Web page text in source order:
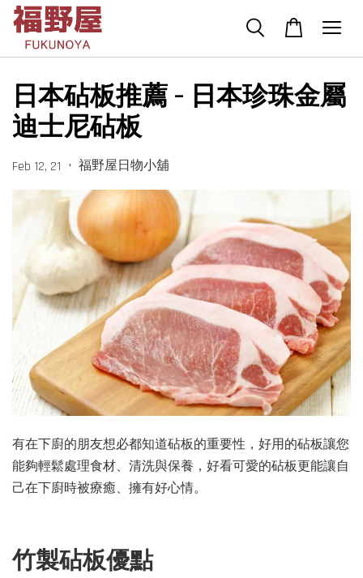
日本砧板推薦 – 日本珍珠金屬
迪士尼砧板
Feb 12, 21 • 福野屋日物小舖
有在下廚的朋友想必都知道砧板的重要性，好用的砧板讓您
能夠輕鬆處理食材、清洗與保養，好看可愛的砧板更能讓自
己在下廚時被療癒、擁有好心情。
竹製砧板優點